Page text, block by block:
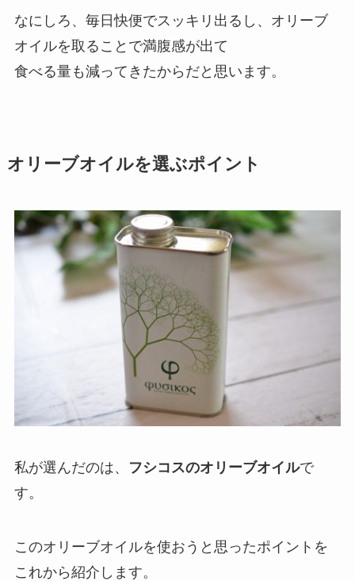
なにしろ、毎日快便でスッキリ出るし、オリーブ
オイルを取ることで満腹感が出て
食べる量も減ってきたからだと思います。
オリーブオイルを選ぶポイント
私が選んだのは、 フシコスのオリーブオイルで
す。
このオリーブオイルを使おうと思ったポイントを
これから紹介します。